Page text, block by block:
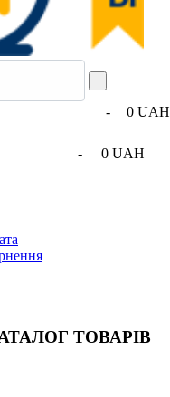
-
0 UAH
-
0 UAH
ТОВАРІВ